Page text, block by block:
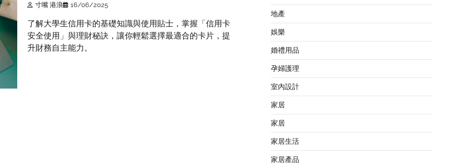
寸嘴 港浪 16/06/2025
了解大學生信用卡的基礎知識與使用貼士，掌握「信用卡
安全使用」與理財秘訣，讓你輕鬆選擇最適合的卡片，提
升財務自主能力。
地產
娛樂
婚禮用品
孕婦護理
室內設計
家居
家居
家居生活
家居產品